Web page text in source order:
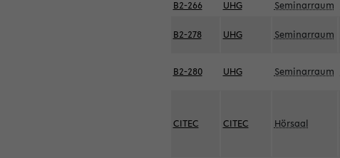
B2-266 UHG Seminarraum
B2-278 UHG Seminarraum
B2-280 UHG Seminarraum
CITEC CITEC Hörsaal